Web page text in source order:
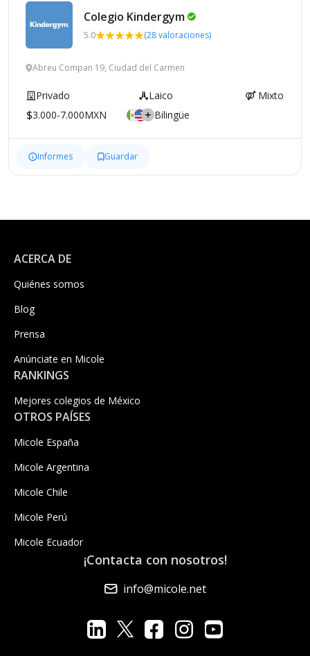
Colegio Kindergym
5.0 (28 valoraciones)
Abreu Compan 19, Ciudad del Carmen
Privado Laico
Mixto
3.000-7.000MXN
Bilingüe
Informes Guardar
ACERCA DE
Quiénes somos
Blog
Prensa
Anúnciate en Micole
RANKINGS
Mejores colegios de México
OTROS PAÍSES
Micole España
Micole Argentina
Micole Chile
Micole Perú
Micole Ecuador
¡Contacta con nosotros!
info@micole.net